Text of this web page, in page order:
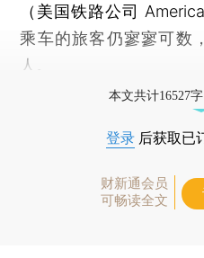
（美国铁路公司
乘车的旅客仍寥寥可数
人。
本文共计16527
登录 后获取已
财新通会员
可畅读全文